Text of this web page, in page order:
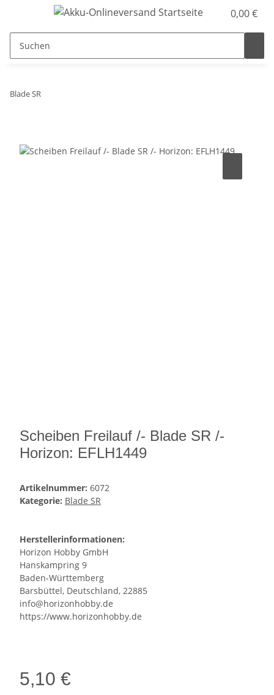
0,00 €
Blade SR
Scheiben Freilauf /- Blade SR /-
Horizon: EFLH1449
Artikelnummer: 6072
Kategorie: Blade SR
Herstellerinformationen:
Horizon Hobby GmbH
Hanskampring 9
Baden-Württemberg
Barsbüttel, Deutschland, 22885
info@horizonhobby.de
https://www.horizonhobby.de
5,10 €